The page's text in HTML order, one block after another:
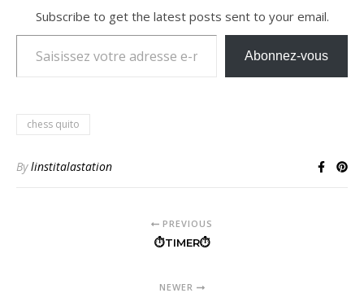
Subscribe to get the latest posts sent to your email.
Saisissez votre adresse e-mail…
Abonnez-vous
chess quito
Bylinstitalastation
PREVIOUS
⏱TIMER⏱
NEWER